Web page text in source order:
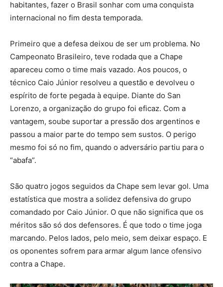
habitantes, fazer o Brasil sonhar com uma conquista
internacional no fim desta temporada.
Primeiro que a defesa deixou de ser um problema. No
Campeonato Brasileiro, teve rodada que a Chape
apareceu como o time mais vazado. Aos poucos, o
técnico Caio Júnior resolveu a questão e devolveu o
espírito de forte pegada à equipe. Diante do San
Lorenzo, a organização do grupo foi eficaz. Com a
vantagem, soube suportar a pressão dos argentinos e
passou a maior parte do tempo sem sustos. O perigo
mesmo foi só no fim, quando o adversário partiu para o
“abafa”.
São quatro jogos seguidos da Chape sem levar gol. Uma
estatística que mostra a solidez defensiva do grupo
comandado por Caio Júnior. O que não significa que os
méritos são só dos defensores. É que todo o time joga
marcando. Pelos lados, pelo meio, sem deixar espaço. E
os oponentes sofrem para armar algum lance ofensivo
contra a Chape.